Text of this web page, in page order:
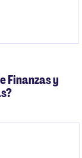
Finanzas y